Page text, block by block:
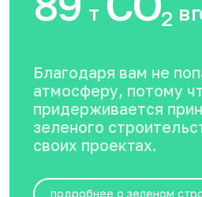
т 2 в
Благодаря вам не
атмосферу, потому
придерживается
зеленого
своих проектах.
подробнее о зеленом